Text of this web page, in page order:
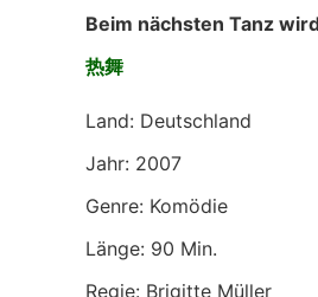
Beim nächsten Tanz
热舞
Land: Deutschland
Jahr: 2007
Genre: Komödie
Länge: 90 Min.
Regie: Brigitte Müller